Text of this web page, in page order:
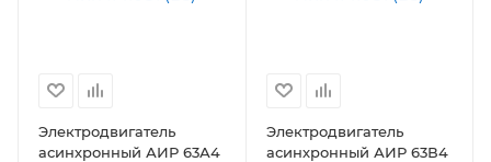
Электродвигатель
асинхронный АИР 63А4
Электродвигатель
асинхронный АИР 63В4